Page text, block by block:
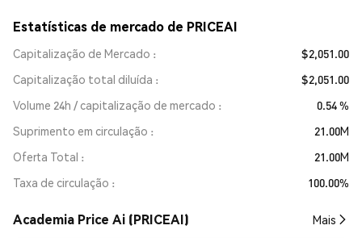
Estatísticas de mercado de PRICEAI
Capitalização de Mercado
$2,051.00
Capitalização total diluída
$2,051.00
Volume 24h / capitalização de mercado
0.54 %
Suprimento em circulação
21.00M
Oferta Total
21.00M
Taxa de circulação
100.00%
Academia Price Ai (PRICEAI) Mais